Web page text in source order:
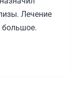
Лечение
большое.